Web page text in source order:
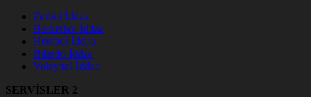
Futbol İddaa
Basketbol İddaa
Hentbol İddaa
Bilardo İddaa
Voleybol İddaa
SERVİSLER 2